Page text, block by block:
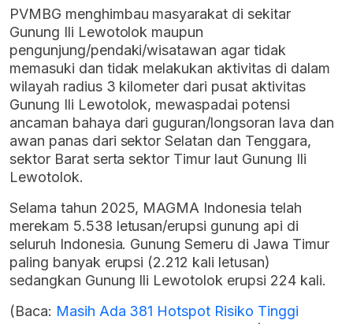
PVMBG menghimbau masyarakat di sekitar
Gunung Ili Lewotolok maupun
pengunjung/pendaki/wisatawan agar tidak
memasuki dan tidak melakukan aktivitas di dalam
wilayah radius 3 kilometer dari pusat aktivitas
Gunung Ili Lewotolok, mewaspadai potensi
ancaman bahaya dari guguran/longsoran lava dan
awan panas dari sektor Selatan dan Tenggara,
sektor Barat serta sektor Timur laut Gunung Ili
Lewotolok.
Selama tahun 2025, MAGMA Indonesia telah
merekam 5.538 letusan/erupsi gunung api di
seluruh Indonesia. Gunung Semeru di Jawa Timur
paling banyak erupsi (2.212 kali letusan)
sedangkan Gunung Ili Lewotolok erupsi 224 kali.
(Baca: Masih Ada 381 Hotspot Risiko Tinggi